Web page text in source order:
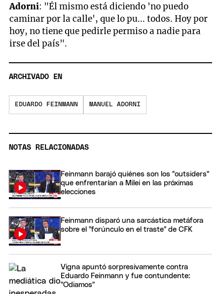
Adorni: "Él mismo está diciendo 'no puedo
caminar por la calle', que lo pu... todos. Hoy por
hoy, no tiene que pedirle permiso a nadie para
irse del país".
ARCHIVADO EN
EDUARDO FEINMANN MANUEL ADORNI
NOTAS RELACIONADAS
Feinmann barajó quiénes son los "outsiders"
que enfrentarían a Milei en las próximas
elecciones
Feinmann disparó una sarcástica metáfora
sobre el "forúnculo en el traste" de CFK
Vigna apuntó sorpresivamente contra
Eduardo Feinmann y fue contundente:
"Odiamos"